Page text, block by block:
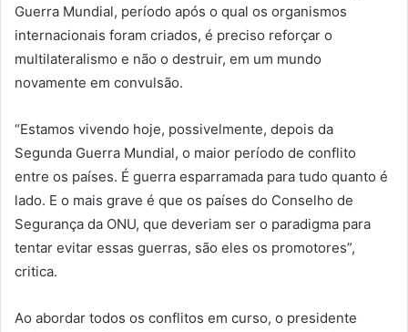
Guerra Mundial, período após o qual os organismos
internacionais foram criados, é preciso reforçar o
multilateralismo e não o destruir, em um mundo
novamente em convulsão.
“Estamos vivendo hoje, possivelmente, depois da
Segunda Guerra Mundial, o maior período de conflito
entre os países. É guerra esparramada para tudo quanto é
lado. E o mais grave é que os países do Conselho de
Segurança da ONU, que deveriam ser o paradigma para
tentar evitar essas guerras, são eles os promotores”,
critica.
Ao abordar todos os conflitos em curso, o presidente